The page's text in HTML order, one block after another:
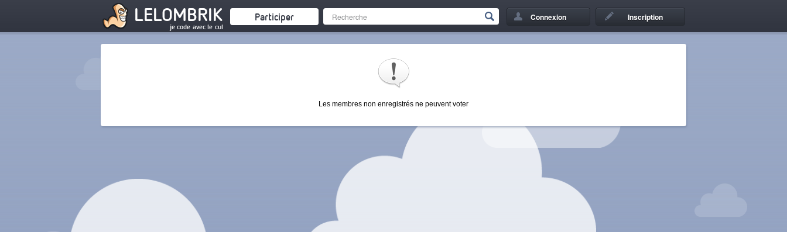
LELOMBRIK
je code avec le cul
Participer Connexion Inscription
Les membres non enregistrés ne peuvent voter